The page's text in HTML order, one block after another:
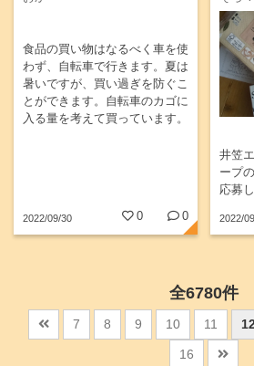
食品の買い物はなるべく車を使
わず、自転車で行きます。夏は
暑いですが、買い過ぎを防ぐこ
とができます。自転車のカゴに
入る量を考えて買っています。
2022/09/30 0 0
井笠
ープ
応募
境に
まし
2022/
全6780件
7 8 9 10 11
16